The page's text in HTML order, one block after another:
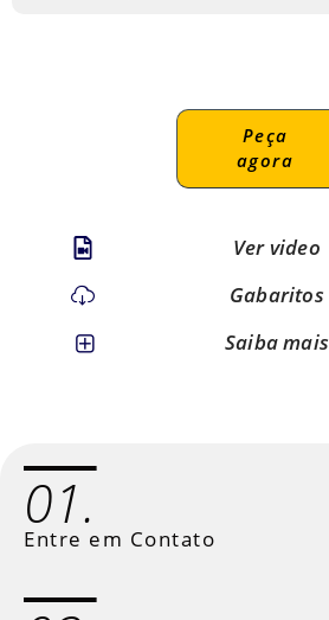
Peça
agora
Ver video
Gabaritos
Saiba mais
01.
Entre em Contato